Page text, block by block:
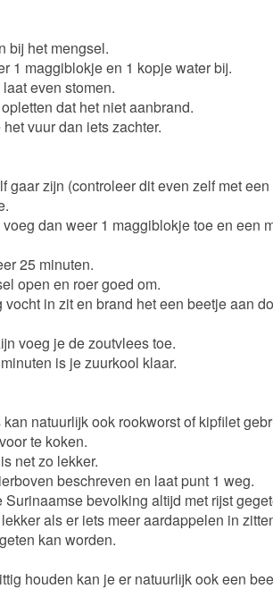
bij het mengsel.
1 maggiblokje en 1 kopje water bij.
even stomen.
dat het niet aanbrand.
vuur dan iets zachter.
gaar zijn (controleer dit even zelf met een
dan weer 1 maggiblokje toe en een
25 minuten.
open en roer goed om.
vocht in zit en brand het een beetje aan
voeg je de zoutvlees toe.
is je zuurkool klaar.
natuurlijk ook rookworst of kipfilet
te koken.
net zo lekker.
beschreven en laat punt 1 weg.
bevolking altijd met rijst
als er iets meer aardappelen in
kan worden.
houden kan je er natuurlijk ook een